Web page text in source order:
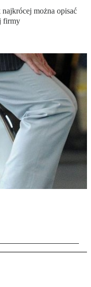
można opisać
firmy